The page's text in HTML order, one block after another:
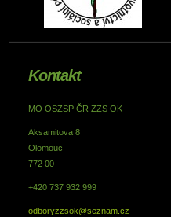
Kontakt
MO OSZSP ČR ZZS OK
Aksamitova 8
Olomouc
772 00
+420 737 932 999
odboryzzsok@seznam.cz